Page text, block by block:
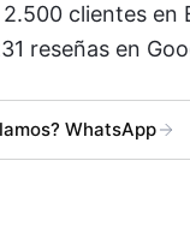
2.500 clientes
reseñas en
WhatsApp